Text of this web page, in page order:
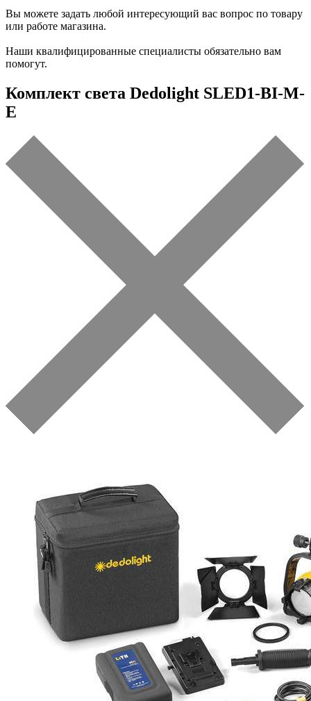
Вы можете задать любой интересующий вас вопрос по товару
или работе магазина.
Наши квалифицированные специалисты обязательно вам
помогут.
Комплект света Dedolight SLED1-BI-M-
E